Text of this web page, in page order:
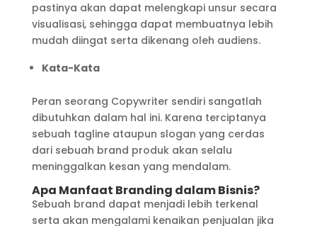
pastinya akan dapat melengkapi unsur secara
visualisasi, sehingga dapat membuatnya lebih
mudah diingat serta dikenang oleh audiens.
Kata-Kata
Peran seorang Copywriter sendiri sangatlah
dibutuhkan dalam hal ini. Karena terciptanya
sebuah tagline ataupun slogan yang cerdas
dari sebuah brand produk akan selalu
meninggalkan kesan yang mendalam.
Apa Manfaat Branding dalam Bisnis?
Sebuah brand dapat menjadi lebih terkenal
serta akan mengalami kenaikan penjualan jika